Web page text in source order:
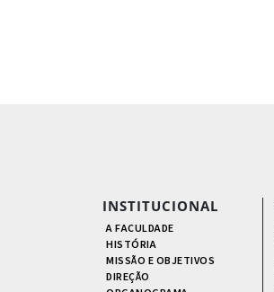
INSTITUCIONAL
A FACULDADE
HISTÓRIA
MISSÃO E OBJETIVOS
DIREÇÃO